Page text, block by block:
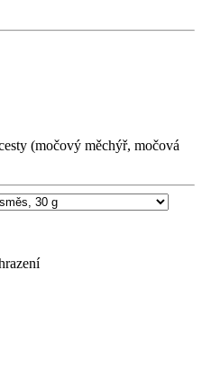
(močový měchýř, močová